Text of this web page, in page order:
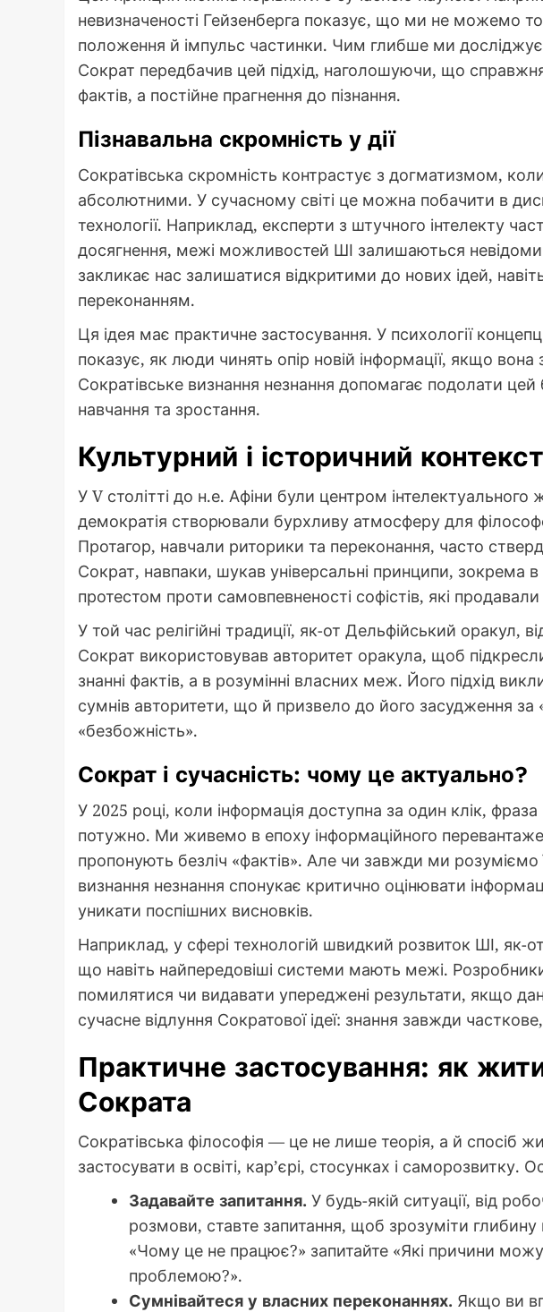
невизначеності Гейзенберга показує, що ми не можемо
положення й імпульс частинки. Чим глибше ми
Сократ передбачив цей підхід, наголошуючи, що
фактів, а постійне прагнення до пізнання.
Пізнавальна скромність у дії
Сократівська скромність контрастує з догматизмом,
абсолютними. У сучасному світі це можна побачити в
технології. Наприклад, експерти з штучного інтелекту
досягнення, межі можливостей ШІ залишаються
закликає нас залишатися відкритими до нових ідей,
переконанням.
Ця ідея має практичне застосування. У психології
показує, як люди чинять опір новій інформації, якщо
Сократівське визнання незнання допомагає подолати
навчання та зростання.
Культурний і історичний контекст
У V столітті до н.е. Афіни були центром інтелектуального
демократія створювали бурхливу атмосферу для
Протагор, навчали риторики та переконання, часто
Сократ, навпаки, шукав універсальні принципи, зокрема
протестом проти самовпевненості софістів, які
У той час релігійні традиції, як-от Дельфійський оракул,
Сократ використовував авторитет оракула, щоб
знанні фактів, а в розумінні власних меж. Його підхід
сумнів авторитети, що й призвело до його засудження за
«безбожність».
Сократ і сучасність: чому це актуально?
У 2025 році, коли інформація доступна за один клік,
потужно. Ми живемо в епоху інформаційного
пропонують безліч «фактів». Але чи завжди ми розуміємо
визнання незнання спонукає критично оцінювати
уникати поспішних висновків.
Наприклад, у сфері технологій швидкий розвиток ШІ, як-
що навіть найпередовіші системи мають межі.
помилятися чи видавати упереджені результати, якщо
сучасне відлуння Сократової ідеї: знання завжди
Практичне застосування: як
Сократа
Сократівська філософія — це не лише теорія, а й спосіб
застосувати в освіті, кар’єрі, стосунках і саморозвитку.
Задавайте запитання. У будь-якій ситуації, від
розмови, ставте запитання, щоб зрозуміти
«Чому це не працює?» запитайте «Які причини
проблемою?».
Сумнівайтеся у власних переконаннях. Якщо ви